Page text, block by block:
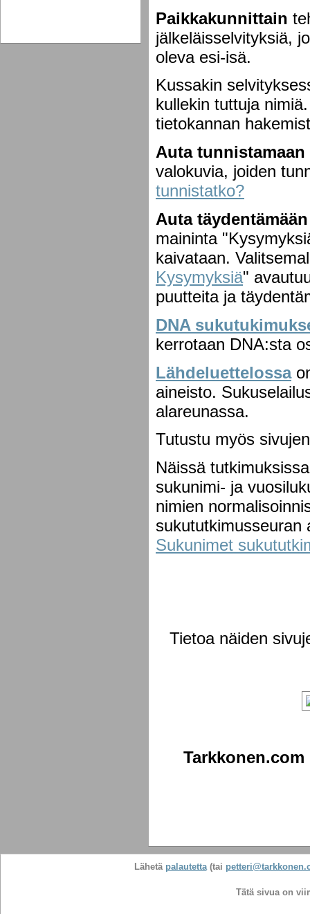
Paikkakunnittain
jälkeläisselvityksiä,
oleva esi-isä.
Kussakin
kullekin tuttuja
tietokannan
Auta
valokuvia, joiden
tunnistatko?
Auta
maininta
kaivataan.
Kysymyksiä"
puutteita ja
DNA
kerrotaan DNA:sta
Lähdeluettelossa
aineisto.
alareunassa.
Tutustu myös
Näissä
sukunimi- ja
nimien
Sukunimet
Tietoa näiden
Tarkkonen.com
Lähetä palautetta(tai
Tätä sivua on